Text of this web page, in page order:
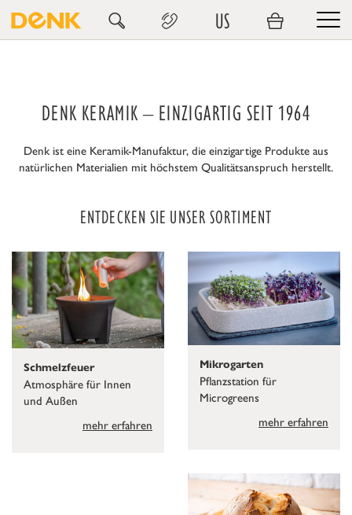
US
DENK KERAMIK – EINZIGARTIG SEIT 1964
Denk ist eine Keramik-Manufaktur, die einzigartige Produkte aus
natürlichen Materialien mit höchstem Qualitätsanspruch herstellt.
ENTDECKEN SIE UNSER SORTIMENT
Schmelzfeuer
Atmosphäre für Innen
und Außen
mehr erfahren
Mikrogarten
Pflanzstation für
Microgreens
mehr erfahren